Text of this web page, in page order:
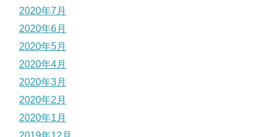
2020年7月
2020年6月
2020年5月
2020年4月
2020年3月
2020年2月
2020年1月